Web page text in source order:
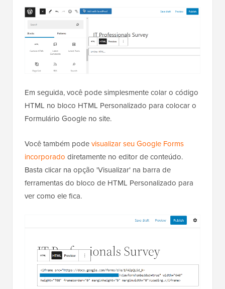
Em seguida, você pode simplesmente colar o código
HTML no bloco HTML Personalizado para colocar o
Formulário Google no site.
Você também podevisualizar seu Google Forms
incorporado diretamente no editor de conteúdo.
Basta clicar na opção 'Visualizar' na barra de
ferramentas do bloco de HTML Personalizado para
ver como ele fica.